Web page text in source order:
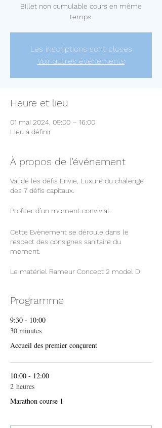
Billet non cumulable cours en même
temps.
Les inscriptions sont closes
Voir autres événements
Heure et lieu
01 mai 2024, 09:00 – 16:00
Lieu à définir
À propos de l'événement
Validé les défis Envie, Luxure du chalenge
des 7 défis capitaux.
Profiter d’un moment convivial.
Cette Evènement se déroule dans le
respect des consignes sanitaire du
moment.
Le matériel Rameur Concept 2 model D
Il vous est possible d'avoir à portée de
fournie par l'organisation).
En prenant votre inscription vous acceptez
les présentes conditions.
présentes sur places.
Programme
9:30 - 10:00
30 minutes
Accueil des premier conçurent
10:00 - 12:00
2 heures
Marathon course 1